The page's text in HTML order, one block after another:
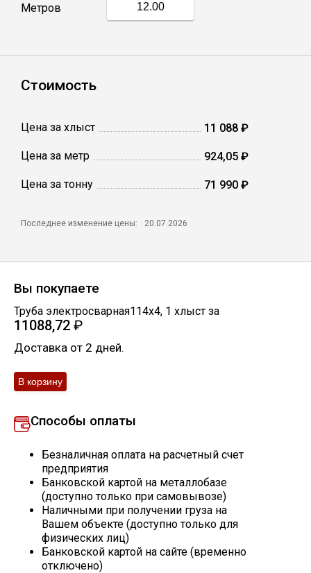
Винтовые сваи
Столбы заборные
Сетка кладочная
Круги абразивные
Электроды
Скобо-гибочные изделия
Нержавейка
Алюминиевый прокат
Метров
Стоимость
Цена за хлыст 11 088 ₽
Цена за метр 924,05 ₽
Цена за тонну 71 990 ₽
Последнее изменение цены: 20.07.2026
Вы покупаете
Труба электросварная114х4, 1 хлыст за
11088,72 ₽
Доставка от 2 дней.
Способы оплаты
Безналичная оплата на расчетный счет
предприятия
Банковской картой на металлобазе
(доступно только при самовывозе)
Наличными при получении груза на
Вашем объекте (доступно только для
физических лиц)
Банковской картой на сайте (временно
отключено)